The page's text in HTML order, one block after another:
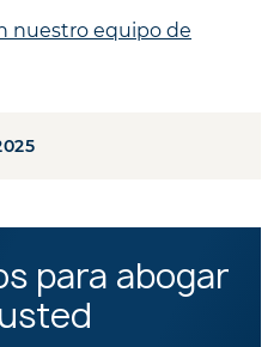
nuestro equipo de
para abogar